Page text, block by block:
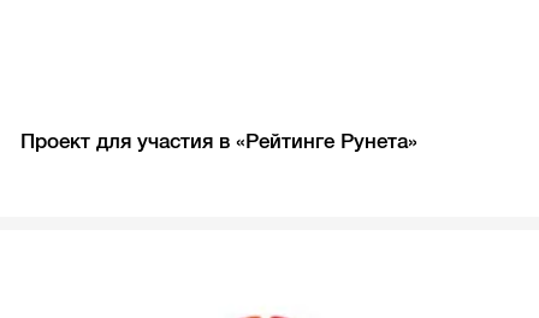
Проект для участия в «Рейтинге Рунета»